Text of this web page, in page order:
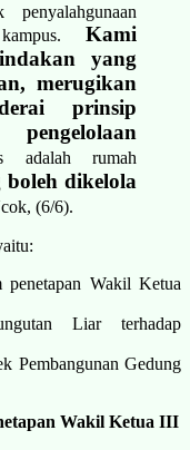
Kami
yang
merugikan
prinsip
adalah rumah
dikelola
(6/6).
penetapan Wakil Ketua
Liar terhadap
Pembangunan Gedung
Wakil Ketua III